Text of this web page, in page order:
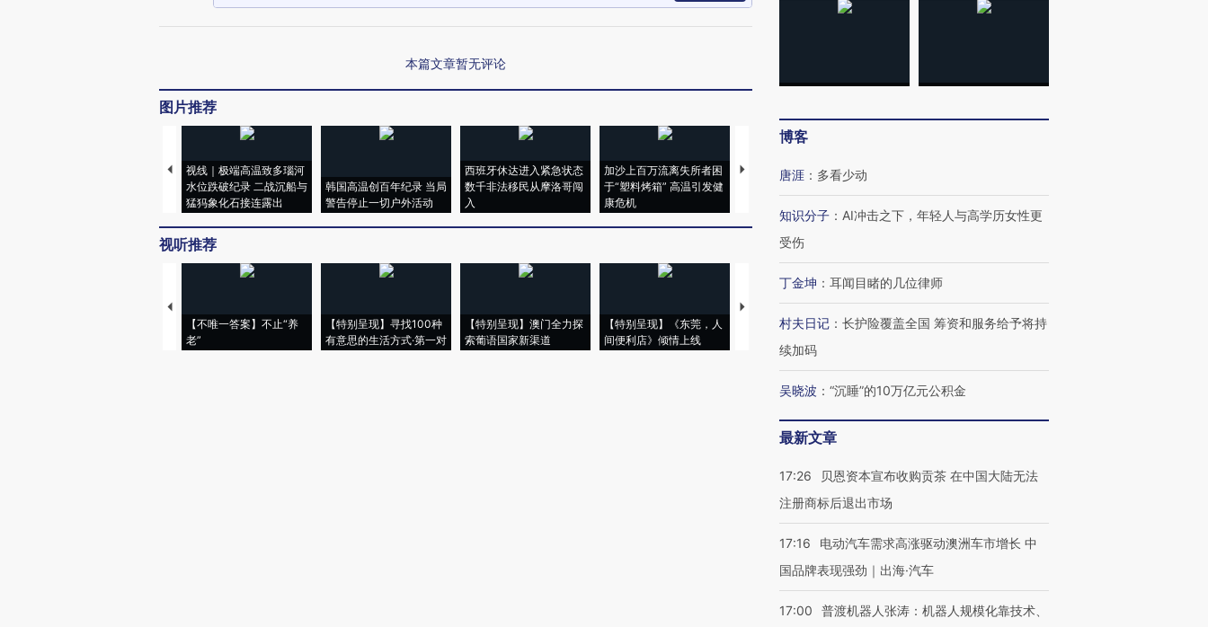
本篇文章暂无评论
图片推荐
视线｜极端高温致多瑙河
水位跌破纪录 二战沉船与
猛犸象化石接连露出
韩国高温创百年纪录 当局
警告停止一切户外活动
西班牙休达进入紧急状态
数千非法移民从摩洛哥闯
入
加沙上百万流离失所者困
于“塑料烤箱” 高温引发健
康危机
马航飞行员跨国走私7万
粒摇头丸 尿检体内含3种
视听推荐
【不唯一答案】不止“养
老”
【特别呈现】寻找100种
有意思的生活方式·第一对
【特别呈现】澳门全力探
索葡语国家新渠道
【特别呈现】《东莞，人
间便利店》倾情上线
【推广】走进第四届链博
会，让数智科技“链”接产
【特别呈现】寻找100种
【商旅对话】华住集团
CFO：不靠规模取胜，华
博客
唐涯 ： 多看少动
知识分子 ： AI冲击之下，年轻人与高学历女性更
受伤
丁金坤 ： 耳闻目睹的几位律师
村夫日记 ： 长护险覆盖全国 筹资和服务给予将持
续加码
吴晓波 ： “沉睡”的10万亿元公积金
最新文章
17:26
贝恩资本宣布收购贡茶 在中国大陆无法
注册商标后退出市场
17:16
电动汽车需求高涨驱动澳洲车市增长 中
国品牌表现强劲｜出海·汽车
17:00
普渡机器人张涛：机器人规模化靠技术、